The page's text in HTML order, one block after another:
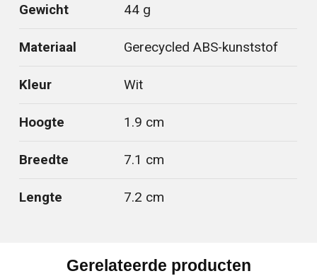
Gewicht 44 g
Materiaal Gerecycled ABS-kunststof
Kleur Wit
Hoogte 1.9 cm
Breedte 7.1 cm
Lengte 7.2 cm
Gerelateerde producten